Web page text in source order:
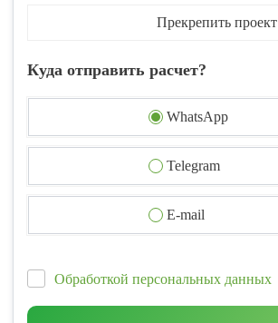
Прекрепить проект
Куда отправить расчет?
WhatsApp
Telegram
E-mail
Обработкой персональных данных